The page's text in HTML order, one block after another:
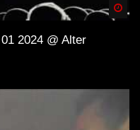
2024 @ Alter